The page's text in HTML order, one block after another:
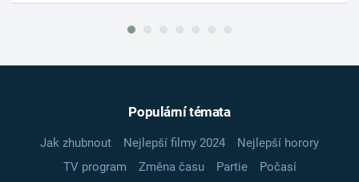
Populární témata
Jak zhubnout Nejlepší filmy 2024
Nejlepší horory
TV program
Změna času Partie
Počasí